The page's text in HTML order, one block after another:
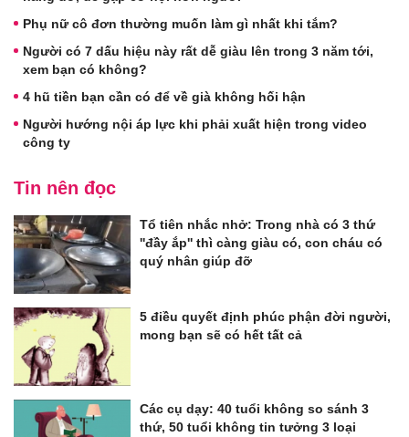
Phụ nữ cô đơn thường muốn làm gì nhất khi tắm?
Người có 7 dấu hiệu này rất dễ giàu lên trong 3 năm tới,
xem bạn có không?
4 hũ tiền bạn cần có để về già không hối hận
Người hướng nội áp lực khi phải xuất hiện trong video
công ty
Tin nên đọc
Tổ tiên nhắc nhở: Trong nhà có 3 thứ
''đầy ắp'' thì càng giàu có, con cháu có
quý nhân giúp đỡ
5 điều quyết định phúc phận đời người,
mong bạn sẽ có hết tất cả
Các cụ dạy: 40 tuổi không so sánh 3
thứ, 50 tuổi không tin tưởng 3 loại